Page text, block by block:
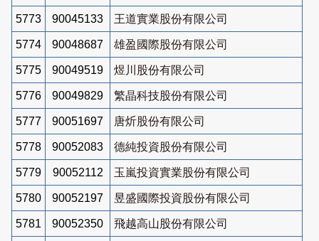
5773 90045133 王道實業股份有限公司
5774 90048687 雄盈國際股份有限公司
5775 90049519 煜川股份有限公司
5776 90049829 繁晶科技股份有限公司
5777 90051697 唐炘股份有限公司
5778 90052083 德純投資股份有限公司
5779 90052112 玉嵐投資實業股份有限公司
5780 90052197 昱盛國際投資股份有限公司
5781 90052350 飛越高山股份有限公司